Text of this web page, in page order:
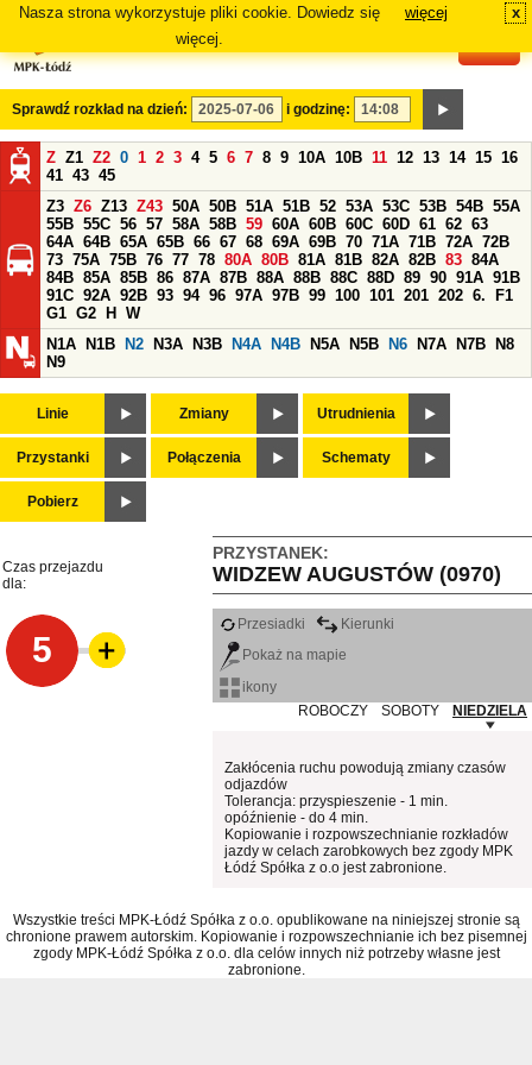
Nasza strona wykorzystuje pliki cookie. Dowiedz się
więcej.
więcej x
Sprawdź rozkład na dzień: i godzinę:
Z Z1 Z2 0 1 2 3 4 5 6 7 8 9 10A 10B 11 12 13 14 15 16
41 43 45
Z3 Z6 Z13 Z43 50A 50B 51A 51B 52 53A 53C 53B 54B 55A
55B 55C 56 57 58A 58B 59 60A 60B 60C 60D 61 62 63
64A 64B 65A 65B 66 67 68 69A 69B 70 71A 71B 72A 72B
73 75A 75B 76 77 78 80A 80B 81A 81B 82A 82B 83 84A
84B 85A 85B 86 87A 87B 88A 88B 88C 88D 89 90 91A 91B
91C 92A 92B 93 94 96 97A 97B 99 100 101 201 202 6.
F1
G1 G2 H
W
N1A
N1B N2 N3A N3B N4A N4B N5A N5B N6 N7A N7B
N8
N9
Linie Zmiany Utrudnienia
Przystanki Połączenia Schematy
Pobierz
PRZYSTANEK:
WIDZEW AUGUSTÓW (0970)
Czas przejazdu
dla:
5
Przesiadki
Kierunki
Pokaż na mapie
ikony
ROBOCZY
SOBOTY NIEDZIELA
Zakłócenia ruchu powodują zmiany czasów
odjazdów
Tolerancja: przyspieszenie - 1 min.
opóźnienie - do 4 min.
Kopiowanie i rozpowszechnianie rozkładów
jazdy w celach zarobkowych bez zgody MPK
Łódź Spółka z o.o jest zabronione.
Wszystkie treści MPK-Łódź Spółka z o.o. opublikowane na niniejszej stronie są
chronione prawem autorskim. Kopiowanie i rozpowszechnianie ich bez pisemnej
zgody MPK-Łódź Spółka z o.o. dla celów innych niż potrzeby własne jest
zabronione.